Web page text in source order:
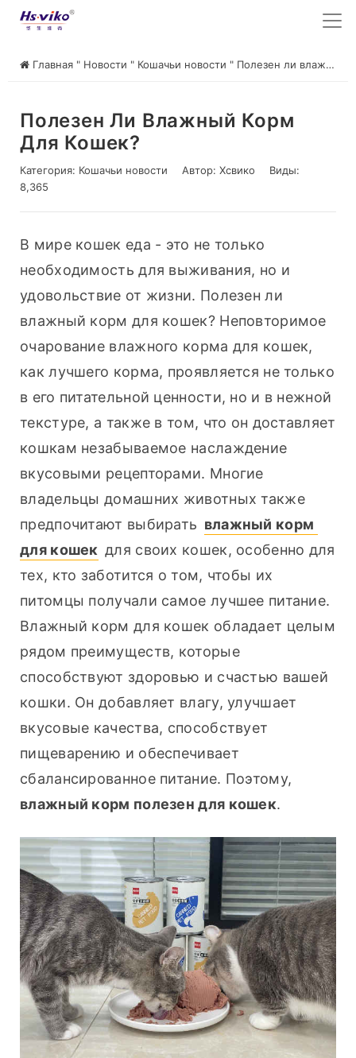
Главная " Новости " Кошачьи новости " Полезен ли влажный корм для кошек?
Полезен Ли Влажный Корм
Для Кошек?
Категория: Кошачьи новости Автор: Хсвико
Виды:
8,365
В мире кошек еда - это не только
необходимость для выживания, но и
удовольствие от жизни. Полезен ли
влажный корм для кошек? Неповторимое
очарование влажного корма для кошек,
как лучшего корма, проявляется не только
в его питательной ценности, но и в нежной
текстуре, а также в том, что он доставляет
кошкам незабываемое наслаждение
вкусовыми рецепторами. Многие
владельцы домашних животных также
предпочитают выбирать влажный корм
для кошек для своих кошек, особенно для
тех, кто заботится о том, чтобы их
питомцы получали самое лучшее питание.
Влажный корм для кошек обладает целым
рядом преимуществ, которые
способствуют здоровью и счастью вашей
кошки. Он добавляет влагу, улучшает
вкусовые качества, способствует
пищеварению и обеспечивает
влажный корм полезен для кошек.